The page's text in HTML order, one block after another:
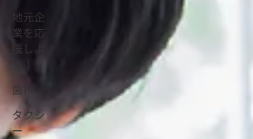
地元企
業を応
援しよ
歯科
タクシ
ー